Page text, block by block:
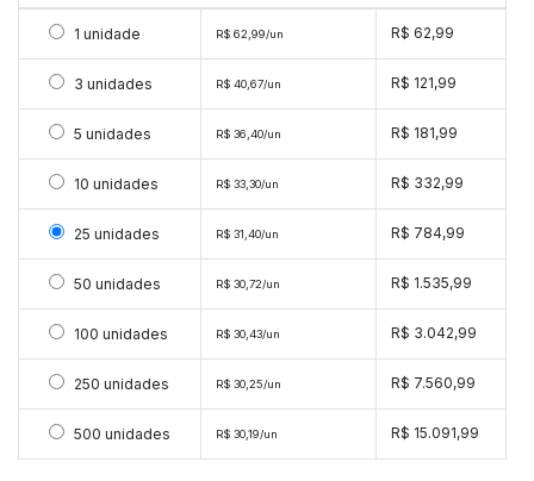
Selecionar 1 unidade
1 unidade R$ 62,99/un R$ 62,99
Selecionar 3 unidades
3 unidades R$ 40,67/un R$ 121,99
Selecionar 5 unidades
5 unidades R$ 36,40/un R$ 181,99
Selecionar 10 unidades
10 unidades R$ 33,30/un R$ 332,99
Selecionar 25 unidades
25 unidades R$ 31,40/un R$ 784,99
Selecionar 50 unidades
50 unidades R$ 30,72/un R$ 1.535,99
Selecionar 100 unidades
100 unidades R$ 30,43/un R$ 3.042,99
Selecionar 250 unidades
250 unidades R$ 30,25/un R$ 7.560,99
Selecionar 500 unidades
500 unidades R$ 30,19/un R$ 15.091,99